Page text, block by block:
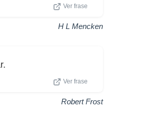
Ver frase
H L Mencken
Ver frase
Robert Frost